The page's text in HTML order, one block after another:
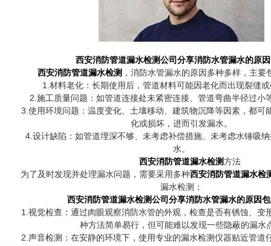
西安消防管道漏水检测公司分享消防水管漏水的原
西安消防管道漏水检测 ，消防水管漏水的原因多种多样，主要
1.材料老化：长期使用后，管道材料可能因老化而出现裂缝或
2.施工质量问题：如管道连接处未紧密连接、管道弯曲半径过小
3.使用环境问题：温度变化、土壤移动、建筑物沉降等因素，都可
化或损坏，进而引发漏水。
4.设计缺陷：如管道埋深不够、未考虑补偿措施、未考虑水锤吸纳
水。
西安消防管道漏水检测方法
为了及时发现并处理漏水问题，需要采用多种西安消防管道漏水检
漏水检测：
西安消防管道漏水检测公司分享消防水管漏水的原因
1.视觉检查：通过肉眼观察消防水管的外观，检查是否有锈蚀、变
种方法简单易行，但可能难以发现一些隐蔽的漏水
2.声音检测：在安静的环境下，使用专业的漏水检测仪器贴近管道